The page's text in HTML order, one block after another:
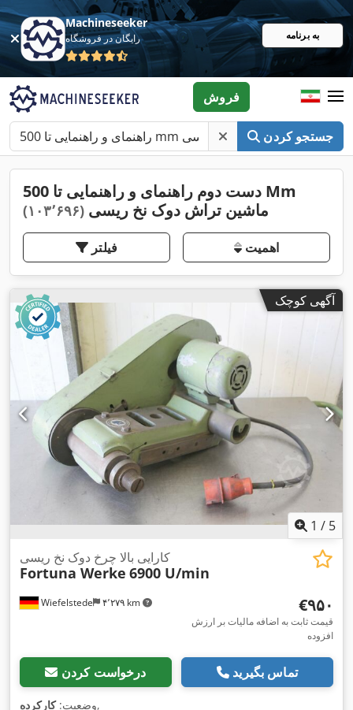
Machineseeker
رایگان در فروشگاه به برنامه
جستجو کردن
فروش
دست دوم راهنمای و راهنمایی تا 500 Mm
ماشین تراش دوک نخ ریسی (۱۰۳٬۶۹۶)
فیلتر اهمیت
آگهی کوچک
1 / 5
Wiefelstede ۴٬۲۷۹ km
کارایی بالا چرخ دوک نخ ریسی
Fortuna Werke 6900 U/min
‎€۹۵۰
قیمت ثابت به اضافه مالیات بر ارزش
افزوده
درخواست کردن تماس بگیرید
وضعیت:کارکرده ,